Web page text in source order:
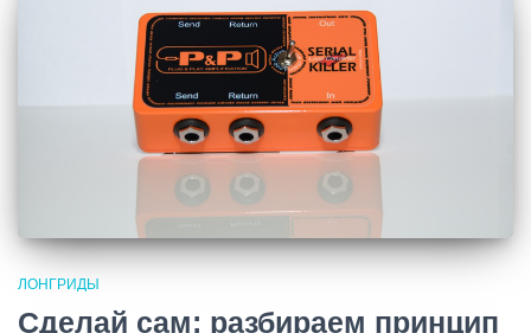
ЛОНГРИДЫ
Сделай сам: разбираем принцип